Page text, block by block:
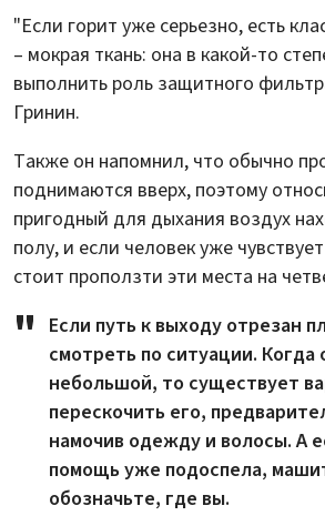
"Если горит уже серьезно, есть
– мокрая ткань: она в какой-то
выполнить роль защитного
Гринин.
Также он напомнил, что обычно
поднимаются вверх, поэтому
пригодный для дыхания воздух
полу, и если человек уже
стоит проползти эти места на
Если путь к выходу отрезан
смотреть по ситуации. Когда
небольшой, то существует
перескочить его,
намочив одежду и волосы. А
помощь уже подоспела,
обозначьте, где вы.